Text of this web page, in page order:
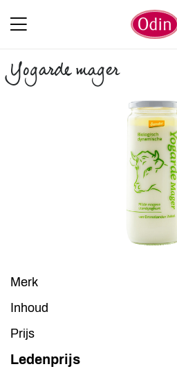
Yogarde mager
Merk
Inhoud
Prijs
Ledenprijs